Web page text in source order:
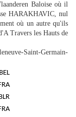
Baloise où il
HARAKHAVIC, nul
où un autre qu'ils
Travers les Hauts de
Saint-Germain-
BEL